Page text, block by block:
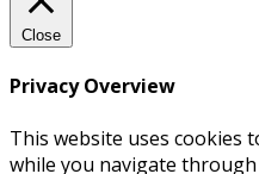
Close
Privacy Overview
This website uses cookies
while you navigate